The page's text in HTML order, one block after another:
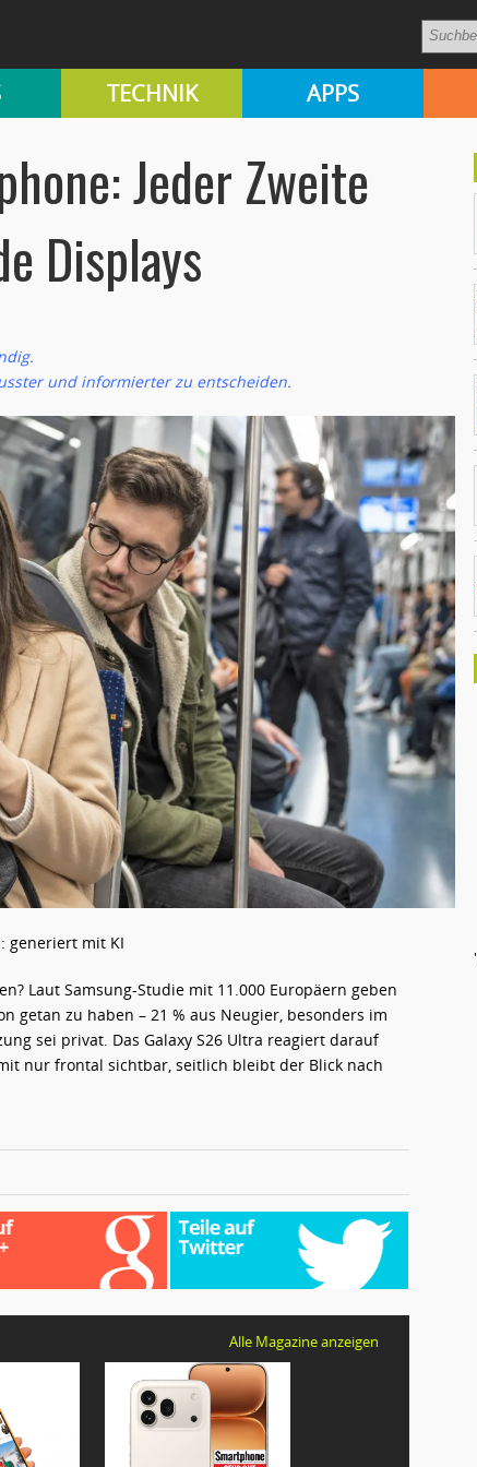
TECHNIK APPS
Jeder Zweite
Displays
und informierter zu entscheiden.
generiert mit KI
Laut Samsung-Studie mit 11.000 Europäern geben
getan zu haben – 21 % aus Neugier, besonders im
sei privat. Das Galaxy S26 Ultra reagiert darauf
nur frontal sichtbar, seitlich bleibt der Blick nach
Alle Magazine anzeigen